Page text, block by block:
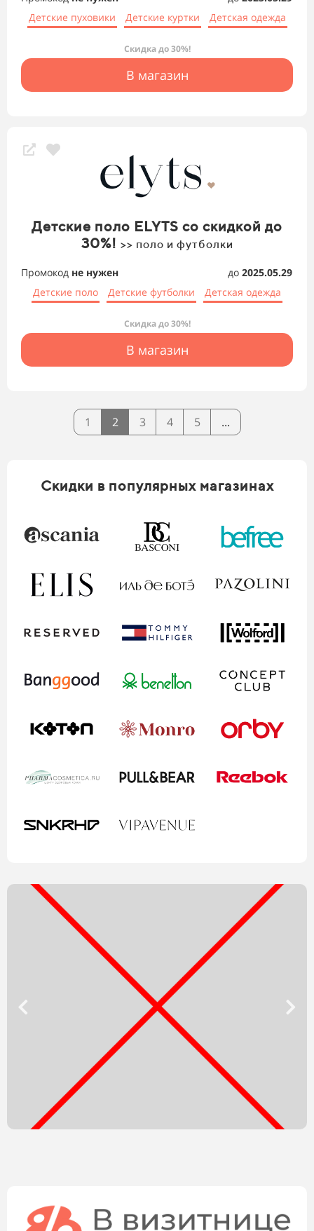
Детские пуховики
Детские куртки Детская одежда
Скидка до 30%!
В магазин
Детские поло ELYTS со скидкой до
30%! >> поло и футболки
Промокод не нужен до 2025.05.29
Детские поло
Детские футболки Детская одежда
Скидка до 30%!
В магазин
1 2 3 4 5 ...
Скидки в популярных магазинах